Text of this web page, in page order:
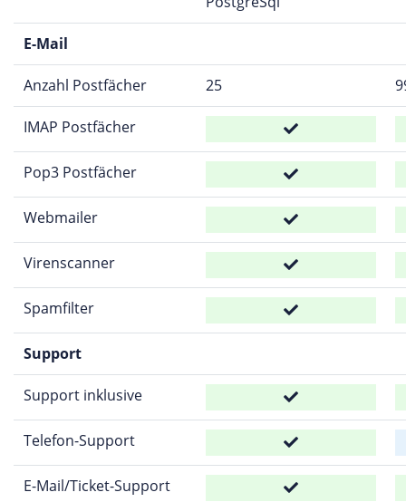
E-Mail
Anzahl Postfächer 25
IMAP Postfächer
Pop3 Postfächer
Webmailer
Virenscanner
Spamfilter
Support
Support inklusive
Telefon-Support
E-Mail/Ticket-Support